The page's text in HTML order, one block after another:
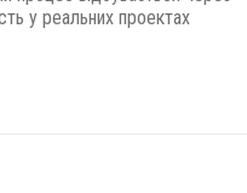
у реальних проектах